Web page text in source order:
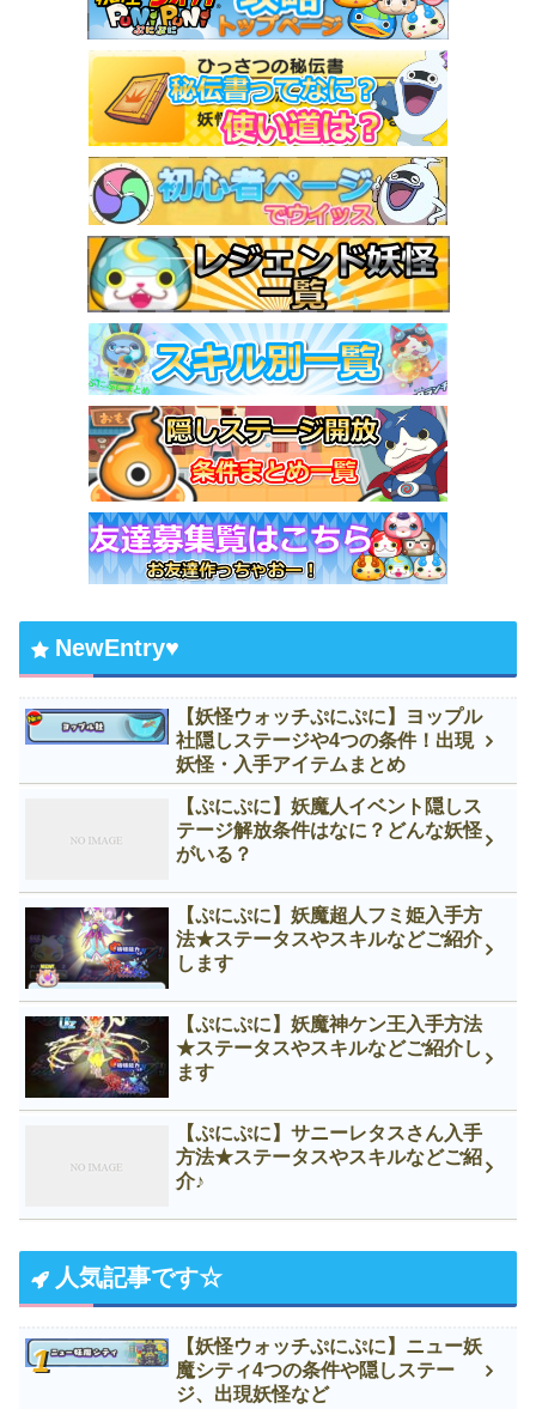
NewEntry♥
【妖怪ウォッチぷにぷに】ヨップル
社隠しステージや4つの条件！出現
妖怪・入手アイテムまとめ
【ぷにぷに】妖魔人イベント隠しス
テージ解放条件はなに？どんな妖怪
がいる？
【ぷにぷに】妖魔超人フミ姫入手方
法★ステータスやスキルなどご紹介
します
【ぷにぷに】妖魔神ケン王入手方法
★ステータスやスキルなどご紹介し
ます
【ぷにぷに】サニーレタスさん入手
方法★ステータスやスキルなどご紹
介♪
人気記事です☆
【妖怪ウォッチぷにぷに】ニュー妖
魔シティ4つの条件や隠しステー
ジ、出現妖怪など